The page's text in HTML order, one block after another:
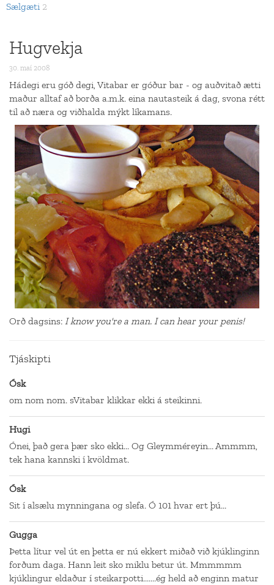
Sælgæti 2
Hugvekja
30. maí 2008
Hádegi eru góð degi, Vitabar er góður bar - og auðvitað ætti
maður alltaf að borða a.m.k. eina nautasteik á dag, svona rétt
til að næra og viðhalda mýkt líkamans.
Orð dagsins: I know you're a man. I can hear your penis!
Tjáskipti
Ósk
om nom nom. sVitabar klikkar ekki á steikinni.
Hugi
Ónei, það gera þær sko ekki... Og Gleymméreyin... Ammmm,
tek hana kannski í kvöldmat.
Ósk
Sit í alsælu mynningana og slefa. Ó 101 hvar ert þú...
Gugga
Þetta lítur vel út en þetta er nú ekkert miðað við kjúklinginn
forðum daga. Hann leit sko miklu betur út. Mmmmmm
kjúklingur eldaður í steikarpotti.......ég held að enginn matur